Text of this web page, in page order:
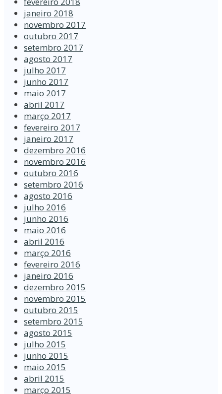
janeiro 2018
novembro 2017
outubro 2017
setembro 2017
agosto 2017
julho 2017
junho 2017
maio 2017
abril 2017
março 2017
fevereiro 2017
janeiro 2017
dezembro 2016
novembro 2016
outubro 2016
setembro 2016
agosto 2016
julho 2016
junho 2016
maio 2016
abril 2016
março 2016
fevereiro 2016
janeiro 2016
dezembro 2015
novembro 2015
outubro 2015
setembro 2015
agosto 2015
julho 2015
junho 2015
maio 2015
abril 2015
março 2015